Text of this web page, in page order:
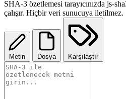
SHA-3 özetlemesi tarayıcınızda js-
çalışır. Hiçbir veri sunucuya iletilmez.
Metin Dosya Karşılaştır